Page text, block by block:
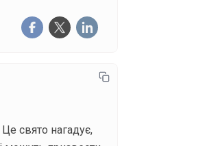
свято нагадує,